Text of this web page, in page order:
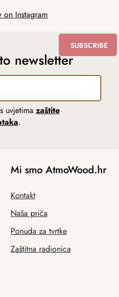
on Instagram
newsletter
uvjetima zaštite
.
SUBSCRIBE
Mi smo AtmoWood.hr
Kontakt
Naša priča
Ponuda za tvrtke
Zaštitna radionica